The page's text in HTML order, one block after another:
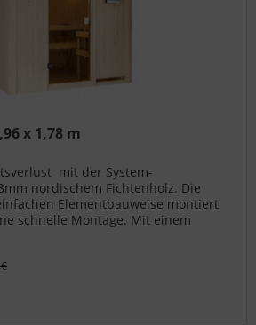
x 1,78 m
 mit der System-
nordischem Fichtenholz. Die
Elementbauweise montiert
schnelle Montage. Mit einem